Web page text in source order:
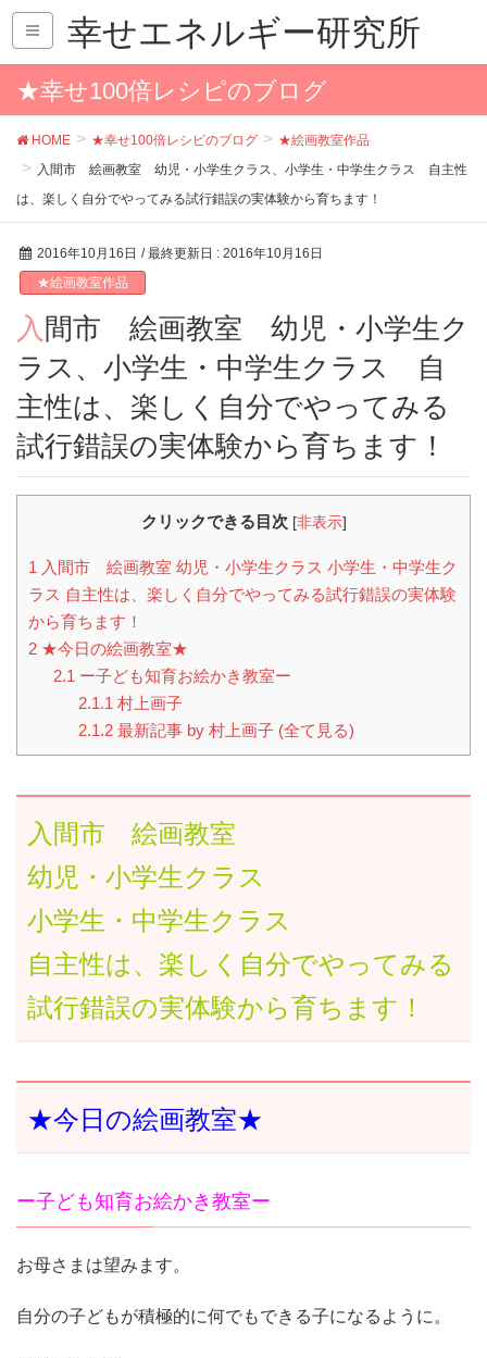
幸せエネルギー研究所
★幸せ100倍レシピのブログ
HOME ★幸せ100倍レシピのブログ
★絵画教室作品
入間市 絵画教室 幼児・小学生クラス、小学生・中学生クラス 自主性
は、楽しく自分でやってみる試行錯誤の実体験から育ちます！
2016年10月16日 / 最終更新日 : 2016年10月16日
★絵画教室作品
入間市 絵画教室 幼児・小学生ク
ラス、小学生・中学生クラス 自
主性は、楽しく自分でやってみる
試行錯誤の実体験から育ちます！
クリックできる目次 [非表示]
1 入間市 絵画教室 幼児・小学生クラス 小学生・中学生ク
ラス 自主性は、楽しく自分でやってみる試行錯誤の実体験
から育ちます！
2 ★今日の絵画教室★
2.1 ー子ども知育お絵かき教室ー
2.1.1 村上画子
2.1.2最新記事 by 村上画子 (全て見る)
入間市 絵画教室
幼児・小学生クラス
小学生・中学生クラス
自主性は、楽しく自分でやってみる
試行錯誤の実体験から育ちます！
★今日の絵画教室★
ー子ども知育お絵かき教室ー
お母さまは望みます。
自分の子どもが積極的に何でもできる子になるように。